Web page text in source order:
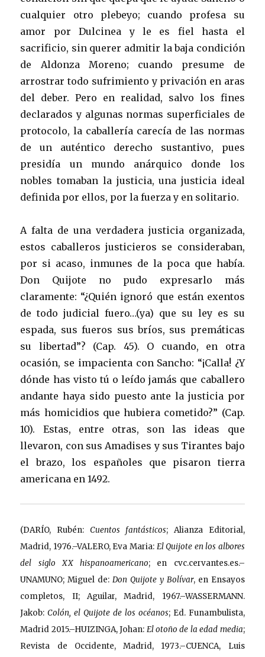
cualquier otro plebeyo; cuando profesa su
amor por Dulcinea y le es fiel hasta el
sacrificio, sin querer admitir la baja condición
de Aldonza Moreno; cuando presume de
arrostrar todo sufrimiento y privación en aras
del deber. Pero en realidad, salvo los fines
declarados y algunas normas superficiales de
protocolo, la caballería carecía de las normas
de un auténtico derecho sustantivo, pues
presidía un mundo anárquico donde los
nobles tomaban la justicia, una justicia ideal
definida por ellos, por la fuerza y en solitario.
A falta de una verdadera justicia organizada,
estos caballeros justicieros se consideraban,
por si acaso, inmunes de la poca que había.
Don Quijote no pudo expresarlo más
claramente: “¿Quién ignoró que están exentos
de todo judicial fuero…(ya) que su ley es su
espada, sus fueros sus bríos, sus premáticas
su libertad”? (Cap. 45). O cuando, en otra
ocasión, se impacienta con Sancho: “¡Calla! ¿Y
dónde has visto tú o leído jamás que caballero
andante haya sido puesto ante la justicia por
más homicidios que hubiera cometido?” (Cap.
10). Estas, entre otras, son las ideas que
llevaron, con sus Amadises y sus Tirantes bajo
el brazo, los españoles que pisaron tierra
americana en 1492.
(DARÍO, Rubén: Cuentos fantásticos; Alianza Editorial,
Madrid, 1976.–VALERO, Eva Maria: El Quijote en los albores
del siglo XX hispanoamericano; en cvc.cervantes.es.–
UNAMUNO; Miguel de:Don Quijote y Bolívar, en Ensayos
completos, II; Aguilar, Madrid, 1967.–WASSERMANN.
Jakob:Colón, el Quijote de los océanos; Ed. Funambulista,
Madrid 2015.–HUIZINGA, Johan: El otoño de la edad media;
Revista de Occidente, Madrid, 1973.–CUENCA, Luis